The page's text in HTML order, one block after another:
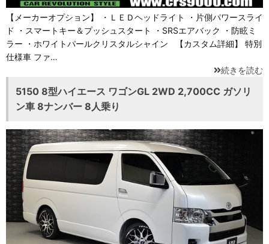
【メーカーオプション】 ・ＬＥＤヘッドライト ・片側パワースライ
ド ・スマートキー＆プッシュスタート ・SRSエアバック ・防眩ミ
ラー ・ホワイトパールクリスタルシャイン 【カスタム詳細】 特別
仕様車 ファ…
続きを読む
5150 8型ハイエース ワゴンGL 2WD 2,700CC ガソリ
ン車 8ナンバー 8人乗り